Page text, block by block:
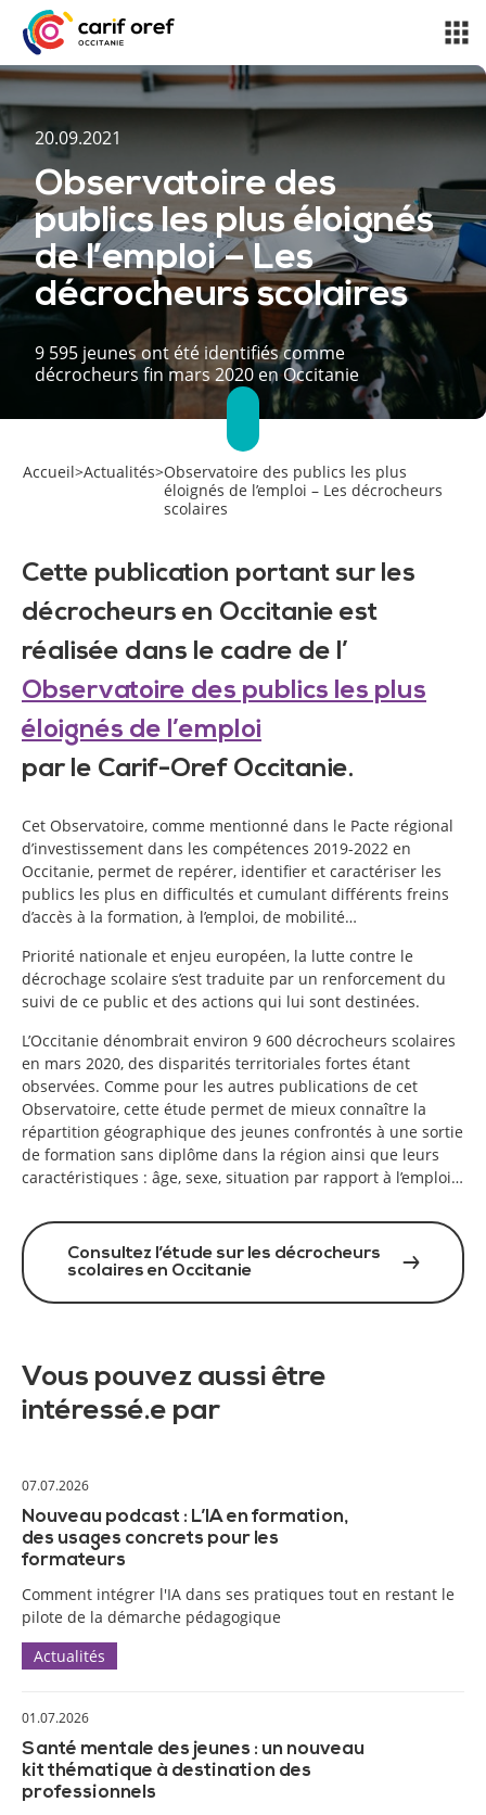
20.09.2021
Observatoire des
publics les plus éloignés
de l’emploi – Les
décrocheurs scolaires
9 595 jeunes ont été identifiés comme
décrocheurs fin mars 2020 en Occitanie
Accueil>Actualités>Observatoire des publics les plus
éloignés de l’emploi – Les décrocheurs
scolaires
Cette publication portant sur les
décrocheurs en Occitanie est
réalisée dans le cadre de l’
Observatoire des publics les plus
éloignés de l’emploi
par le Carif-Oref Occitanie.
Cet Observatoire, comme mentionné dans le Pacte régional
d’investissement dans les compétences 2019-2022 en
Occitanie, permet de repérer, identifier et caractériser les
publics les plus en difficultés et cumulant différents freins
d’accès à la formation, à l’emploi, de mobilité…
Priorité nationale et enjeu européen, la lutte contre le
décrochage scolaire s’est traduite par un renforcement du
suivi de ce public et des actions qui lui sont destinées.
L’Occitanie dénombrait environ 9 600 décrocheurs scolaires
en mars 2020, des disparités territoriales fortes étant
observées. Comme pour les autres publications de cet
Observatoire, cette étude permet de mieux connaître la
répartition géographique des jeunes confrontés à une sortie
de formation sans diplôme dans la région ainsi que leurs
caractéristiques : âge, sexe, situation par rapport à l’emploi…
Consultez l’étude sur les décrocheurs
scolaires en Occitanie
Vous pouvez aussi être
intéressé.e par
07.07.2026
Nouveau podcast : L’IA en formation,
des usages concrets pour les
formateurs
Comment intégrer l'IA dans ses pratiques tout en restant le
pilote de la démarche pédagogique
Actualités
01.07.2026
Santé mentale des jeunes : un nouveau
kit thématique à destination des
professionnels